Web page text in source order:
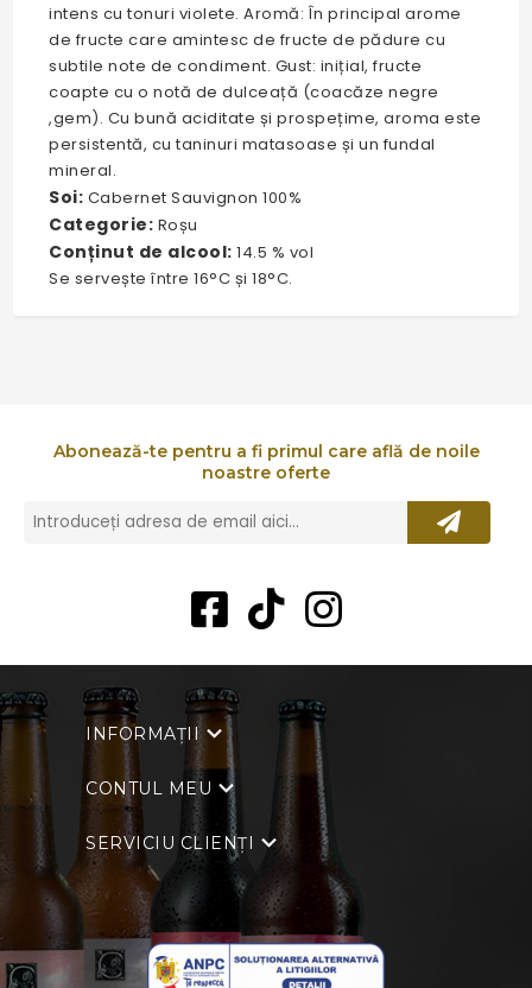
intens cu tonuri violete. Aromă: În principal arome
de fructe care amintesc de fructe de pădure cu
subtile note de condiment. Gust: inițial, fructe
coapte cu o notă de dulceață (coacăze negre
,gem). Cu bună aciditate și prospețime, aroma este
persistentă, cu taninuri matasoase și un fundal
mineral.
Soi: Cabernet Sauvignon 100%
Categorie: Roșu
Conținut de alcool: 14.5 % vol
Se servește între 16°C și 18°C.
Abonează-te pentru a fi primul care află de noile
noastre oferte
INFORMAȚII
CONTUL MEU
SERVICIU CLIENȚI